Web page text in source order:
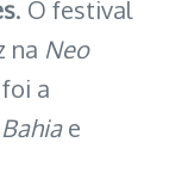
. O festival
na Neo
a
Bahiae